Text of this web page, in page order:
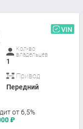
VIN
Кол-во
владельцев
1
Привод
Передний
от 6,5%
₽